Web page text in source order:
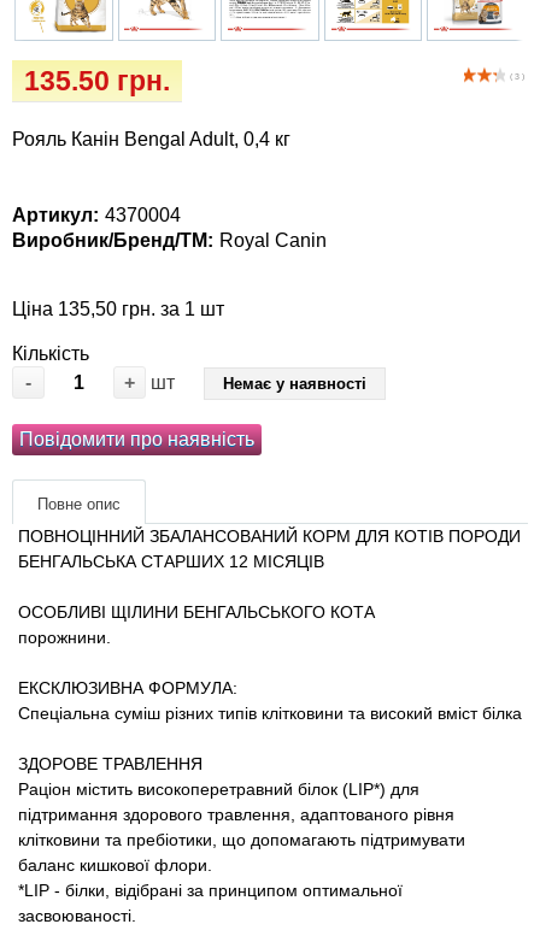
( 3 )
135.50 грн.
Рояль Канін Bengal Adult, 0,4 кг
Артикул: 4370004
Виробник/Бренд/ТМ: Royal Canin
Ціна 135,50 грн. за 1 шт
Кількість
-
+ шт Немає у наявності
Повідомити про наявність
Повне опис
ПОВНОЦІННИЙ ЗБАЛАНСОВАНИЙ КОРМ ДЛЯ КОТІВ ПОРОДИ
БЕНГАЛЬСЬКА СТАРШИХ 12 МІСЯЦІВ
ОСОБЛИВІ ЩІЛИНИ БЕНГАЛЬСЬКОГО КОТА
порожнини.
ЕКСКЛЮЗИВНА ФОРМУЛА:
Спеціальна суміш різних типів клітковини та високий вміст білка
ЗДОРОВЕ ТРАВЛЕННЯ
Раціон містить високоперетравний білок (LIP*) для
підтримання здорового травлення, адаптованого рівня
клітковини та пребіотики, що допомагають підтримувати
баланс кишкової флори.
*LIP - білки, відібрані за принципом оптимальної
засвоюваності.
Ласощі та корма
Vet Diet Canine Wet – ветеринарні дієти для
коврики
Миски, автогодівниці, поїлки
Післяопераційні засоби та витратні
матеріали
Подарункові сертифікати
Товари для голубів
Товари для гризунів
Хозряд - господарчі товари оптом
Популярні зоотоварі
Архів / Знято з виробництва